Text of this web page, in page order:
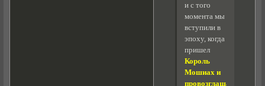
и с того
момента мы
вступили в
эпоху, когда
пришел
Король
Мошиах и
провозглашает